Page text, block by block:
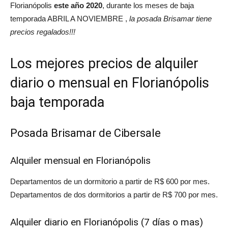
Florianópolis este año 2020, durante los meses de baja
temporada ABRIL A NOVIEMBRE , la posada Brisamar tiene
precios regalados!!!
Los mejores precios de alquiler
diario o mensual en Florianópolis
baja temporada
Posada Brisamar de Cibersale
Alquiler mensual en Florianópolis
Departamentos de un dormitorio a partir de R$ 600 por mes.
Departamentos de dos dormitorios a partir de R$ 700 por mes.
Alquiler diario en Florianópolis (7 días o mas)